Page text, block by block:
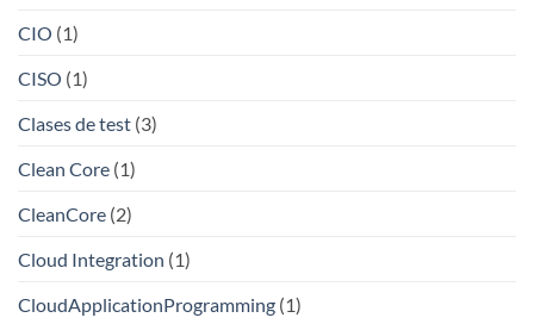
CIO (1)
CISO (1)
Clases de test (3)
Clean Core (1)
CleanCore (2)
Cloud Integration (1)
CloudApplicationProgramming (1)